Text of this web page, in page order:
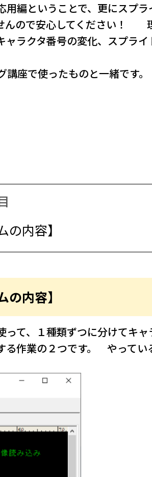
編ということで、更にスプ
んので安心してください！
ラクタ番号の変化、スプライ
講座で使ったものと一緒です
の内容】
の内容】
て、１種類ずつに分けてキャ
る作業の２つです。 やってい